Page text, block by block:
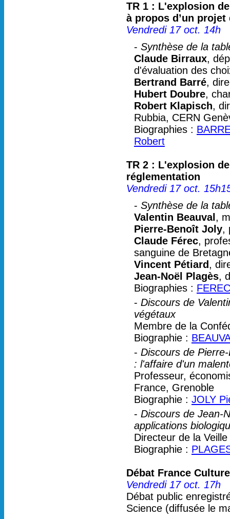
TR 1 : L'explosion
à propos d’un
Vendredi 17 oct. 14h
- Synthèse de la
Claude Birraux,
d'évaluation des
Bertrand Barré,
Hubert Doubre,
Robert Klapisch,
Rubbia, CERN
Biographies :
Robert
TR 2 : L'explosion
réglementation
Vendredi 17 oct.
- Synthèse de la
Valentin Beauval ,
Pierre-Benoît Joly,
Claude Férec,
sanguine de
Vincent Pétiard,
Jean-Noël Plagès,
Biographies :
- Discours de
végétaux
Membre de la
Biographie :
- Discours de
: l'affaire d'un
Professeur,
France, Grenoble
Biographie : JOLY
- Discours de Jean-
applications
Directeur de la
Biographie :
Débat France
Vendredi 17 oct. 17h
Débat public
Science (diffusée le